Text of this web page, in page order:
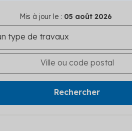
Mis à jour le : 05 août 2026